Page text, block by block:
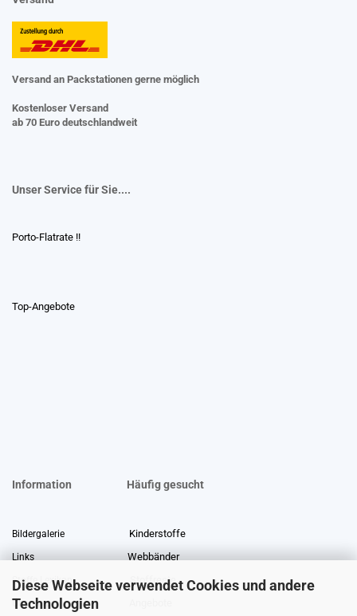
Diese Webseite verwendet Cookies und andere
Technologien
Versand an Packstationen gerne möglich
Kostenloser Versand
ab 70 Euro deutschlandweit
Unser Service für Sie....
Porto-Flatrate !!
Top-Angebote
Information Häufig gesucht
Bildergalerie Kinderstoffe
Links Webbänder
Stoffe Lexikon Stoffreste
Über uns